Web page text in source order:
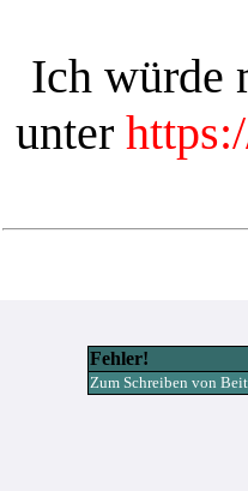
Ich würde
unter
Fehler!
Zum Schreiben von